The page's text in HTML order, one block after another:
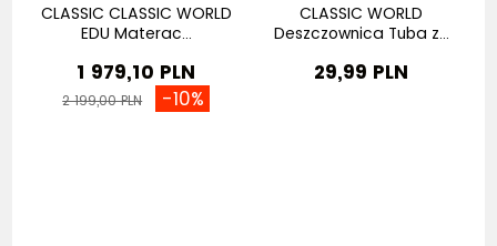
CLASSIC CLASSIC WORLD
EDU Materac...
1 979,10 PLN
2 199,00 PLN -10%
CLASSIC WORLD
Deszczownica Tuba z...
29,99 PLN